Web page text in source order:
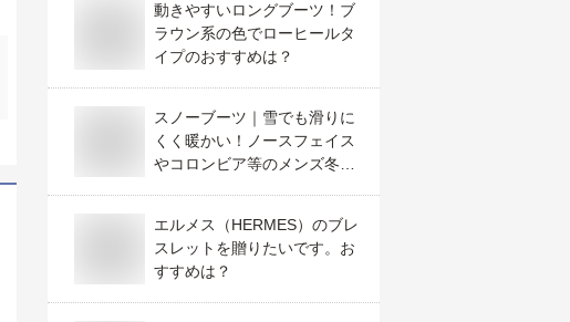
動きやすいロングブーツ！ブ
ラウン系の色でローヒールタ
イプのおすすめは？
スノーブーツ｜雪でも滑りに
くく暖かい！ノースフェイス
やコロンビア等のメンズ冬靴
エルメス（HERMES）のブレ
スレットを贈りたいです。お
すすめは？